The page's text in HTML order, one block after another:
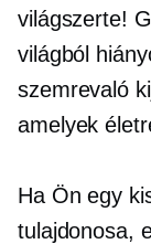
világszerte!
világból
szemrevaló
amelyek
Ha Ön egy
tulajdonosa,